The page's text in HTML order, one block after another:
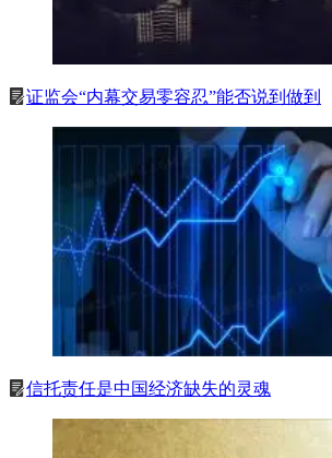
证监会“内幕交易零容忍”能否说到做到
信托责任是中国经济缺失的灵魂